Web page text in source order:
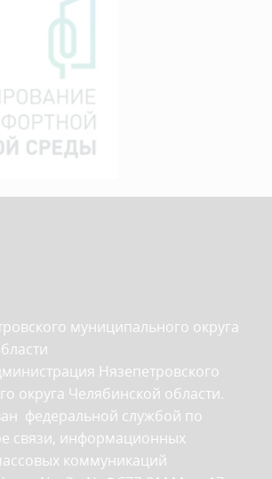
муниципального округа
Нязепетровского
округа Челябинской области.
федеральной службой по
связи, информационных
коммуникаций